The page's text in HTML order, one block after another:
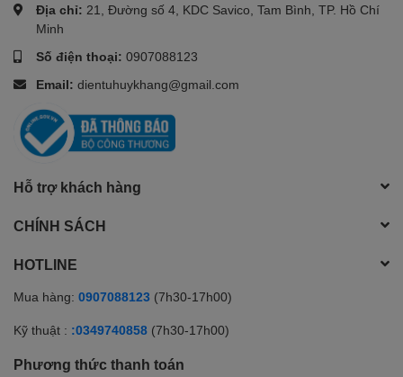
Địa chỉ: 21, Đường số 4, KDC Savico, Tam Bình, TP. Hồ Chí
Minh
Số điện thoại: 0907088123
Email: dientuhuykhang@gmail.com
Hỗ trợ khách hàng
CHÍNH SÁCH
HOTLINE
Mua hàng: 0907088123 (7h30-17h00)
Kỹ thuật : :0349740858 (7h30-17h00)
Phương thức thanh toán